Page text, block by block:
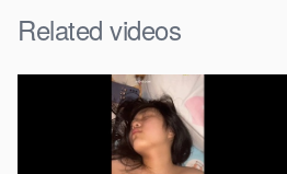
Related videos